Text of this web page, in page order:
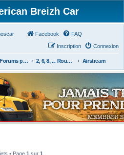
Breizh Car
Facebook FAQ
Connexion
Inscription
Les Forums par Passion 2, 6, 8, ... Roues & Autres Airstream
• Page 1 sur 1